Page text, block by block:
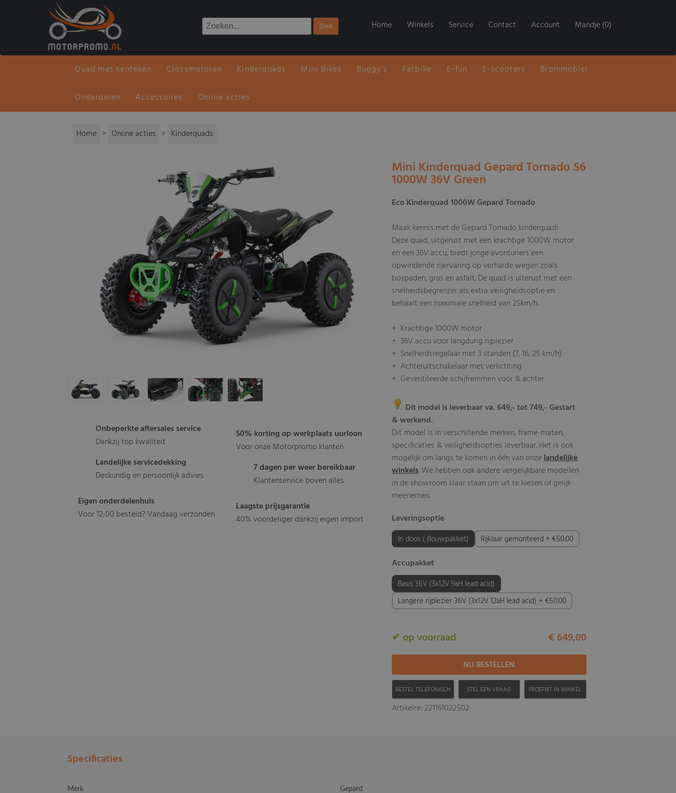
Home Winkels Service Contact Account Mandje (0)
Quad met kenteken Crossmotoren Kinderquads Mini Bikes Buggy's Fatbike E-fun E-scooters Brommobiel
Onderdelen Accessoires Online acties
Home > Online acties > Kinderquads
Onbeperkte aftersales service
Dankzij top kwaliteit
Landelijke servicedekking
Deskundig en persoonlijk advies
Eigen onderdelenhuis
Voor 12:00 besteld? Vandaag verzonden
50% korting op werkplaats uurloon
Voor onze Motorpromo klanten
7 dagen per weer bereikbaar
Klantenservice boven alles
Laagste prijsgarantie
40% voordeliger dankzij eigen import
Mini Kinderquad Gepard Tornado S6
1000W 36V Green
Eco Kinderquad 1000W Gepard Tornado
Maak kennis met de Gepard Tornado kinderquad!
Deze quad, uitgerust met een krachtige 1000W motor
en een 36V accu, biedt jonge avonturiers een
opwindende rijervaring op verharde wegen zoals
bospaden, gras en asfalt. De quad is uiterust met een
snelheidsbegrenzer als extra veiligheidsoptie en
behaalt een maximale snelheid van 25km/h.
+ Krachtige 1000W motor
+ 36V accu voor langdurig rijplezier
+ Snelheidsregelaar met 3 standen (7, 16, 25 km/h)
+ Achteruitschakelaar met verlichting
+ Geventileerde schijfremmen voor & achter
Dit model is leverbaar va. 649,- tot 749,- Gestart
& werkend.
Dit model is in verschillende merken, frame-maten,
specificaties & veiligheidsopties leverbaar. Het is ook
mogelijk om langs te komen in één van onzelandelijke
winkels. We hebben ook andere vergelijkbare modellen
in de showroom klaar staan om uit te kiezen of gelijk
meenemen.
Leveringsoptie
In doos ( Bouwpakket) Rijklaar gemonteerd + €50.00
Accupakket
Basis 36V (3x12V 9aH lead acid)
Langere rijplezier 36V (3x12V 12aH lead acid) + €50.00
✔ op voorraad € 649,00
BESTEL TELEFONISCH STEL EEN VRAAG PROEFRIT IN WINKEL
Artikelnr: 221161022502
Specificaties
Merk Gepard